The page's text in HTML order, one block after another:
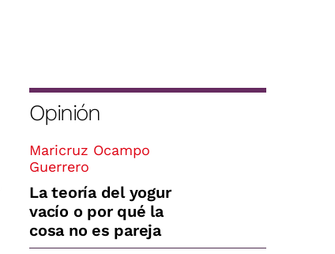
Opinión
Maricruz Ocampo
Guerrero
La teoría del yogur
vacío o por qué la
cosa no es pareja